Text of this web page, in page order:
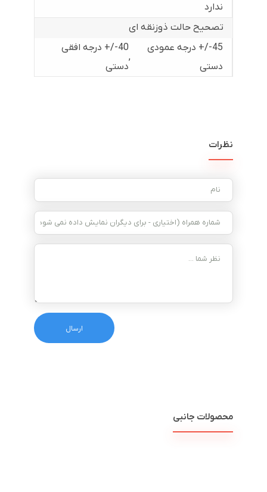
ندارد
تصحیح حالت ذوزنقه ای
45-/+ درجه عمودی
دستی
,
40-/+ درجه افقی
دستی
نظرات
محصولات جانبی